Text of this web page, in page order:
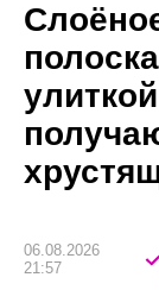
06.08.2026
21:57